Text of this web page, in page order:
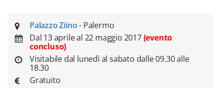
Palazzo Ziino- Palermo
Dal 13 aprile al 22 maggio 2017(evento
concluso)
Visitabile dal lunedì al sabato dalle 09.30 alle
18.30
Gratuito